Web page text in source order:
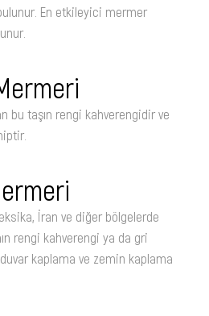
En etkileyici mermer
bu taşın rengi kahverengidir ve
İran ve diğer bölgelerde
rengi kahverengi ya da gri
kaplama ve zemin kaplama